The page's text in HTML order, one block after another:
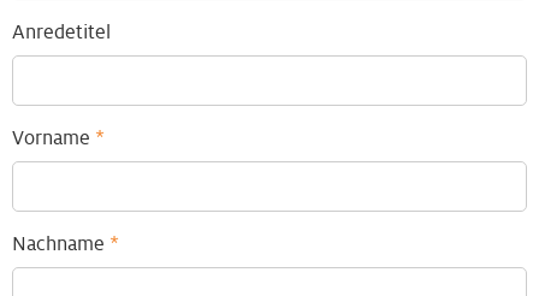
Anredetitel
Vorname *
Nachname *